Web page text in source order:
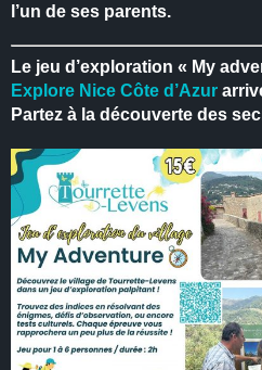
l’un de ses parents.
Le jeu d’exploration « My
Explore Nice Côte d’Azur
Partez à la découverte des